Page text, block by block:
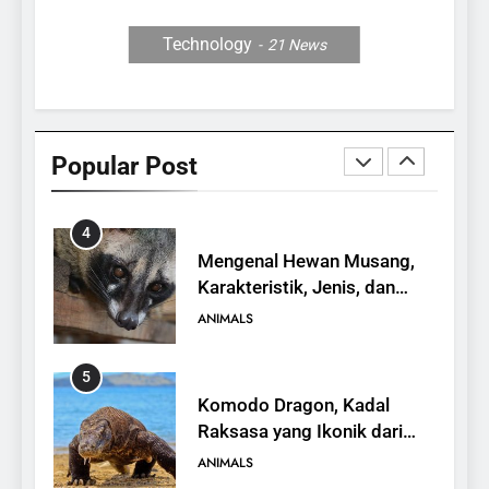
Technology 21 News
Popular Post
Towuti
ANIMALS
Satwa Endemik Sulawesi
yang Terancam Punah
4
Mengenal Hewan Musang,
Karakteristik, Jenis, dan
Peran dalam Ekosistem
ANIMALS
5
Komodo Dragon, Kadal
Raksasa yang Ikonik dari
Indonesia
ANIMALS